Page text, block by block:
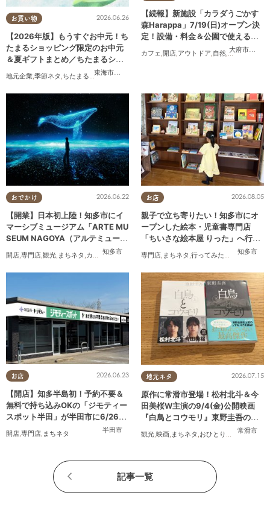
お買い物
東海市
,大府市
2026.06.26
【2026年版】もうすぐお中元！ち
たまるショッピング限定のお中元
＆夏ギフトまとめ／ちたまるショ
ッピング
地元企業,季節ネタ ,ちたまるショッピング
大府市
,東浦
【続報】新施設「カラダうごかす
森Harappa」7/19(日)オープン決
定！設備・料金＆公園で使えるレ
カフェ 開店 アウトドア 自然 まちネタ,
おでかけ
知多市
2026.06.22
【開業】日本初上陸！知多市にイ
マーシブミュージアム「ARTE MU
SEUM NAGOYA（アルテミュージ
アムナゴヤ）」が2026年11月下旬
にオープン
開店 専門店 観光 まちネタ カップル ,友人
お店
知多市
2026.08.05
親子で立ち寄りたい！知多市にオ
ープンした絵本・児童書専門店
「ちいさな絵本屋 りった」へ行っ
専門店 まちネタ 行ってみたレポ ,親子,家族
お店
半田市
2026.06.23
【開店】知多半島初！予約不要＆
無料で持ち込みOKの「ジモティー
スポット半田」が半田市に6/26
開店 専門店 まちネタ
地元ネタ
常滑市
2026.07.15
原作に常滑市登場！松村北斗＆今
田美桜W主演の9/4(金)公開映画
『白鳥とコウモリ』東野圭吾の原
観光 映画 まちネタ おひとりさま
記事一覧